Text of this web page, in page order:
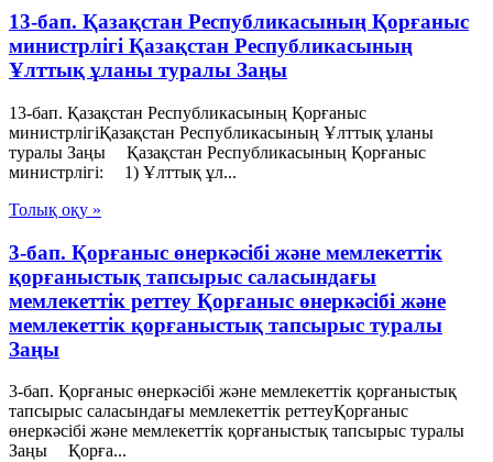
13-бап. Қазақстан Республикасының Қорғаныс
министрлігі Қазақстан Республикасының
Ұлттық ұланы туралы Заңы
13-бап. Қазақстан Республикасының Қорғаныс
министрлігіҚазақстан Республикасының Ұлттық ұланы
туралы Заңы Қазақстан Республикасының Қорғаныс
министрлігі: 1) Ұлттық ұл...
Толық оқу »
3-бап. Қорғаныс өнеркәсібі және мемлекеттік
қорғаныстық тапсырыс саласындағы
мемлекеттік реттеу Қорғаныс өнеркәсібі және
мемлекеттік қорғаныстық тапсырыс туралы
Заңы
3-бап. Қорғаныс өнеркәсібі және мемлекеттік қорғаныстық
тапсырыс саласындағы мемлекеттік реттеуҚорғаныс
өнеркәсібі және мемлекеттік қорғаныстық тапсырыс туралы
Заңы Қорға...